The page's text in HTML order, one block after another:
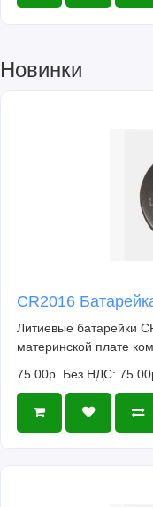
Новинки
CR2016
Литиевые батарейки
материнской плате
75.00р. Без НДС: